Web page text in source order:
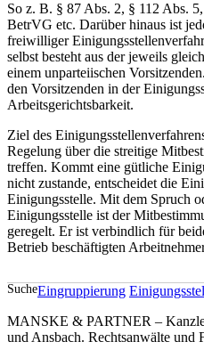
So z. B. § 87 Abs. 2, § 112 Abs.
BetrVG etc. Darüber hinaus ist
freiwilliger
selbst besteht aus der jeweils
einem unparteiischen
den Vorsitzenden in der
Arbeitsgerichtsbarkeit.
Ziel des
Regelung über die streitige
treffen. Kommt eine gütliche
nicht zustande, entscheidet die
Einigungsstelle. Mit dem Spruch
Einigungsstelle ist der
geregelt. Er ist verbindlich für
Betrieb beschäftigten
SucheEingruppierung
MANSKE & PARTNER –
und Ansbach. Rechtsanwälte und